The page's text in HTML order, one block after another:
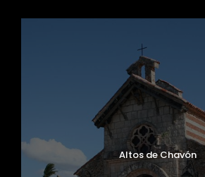
Altos de Chavón